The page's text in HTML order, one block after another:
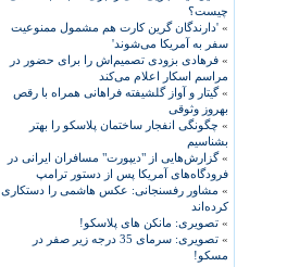
چیست؟
» 'دارندگان گرین کارت هم مشمول ممنوعیت
سفر به آمریکا می‌شوند'
» فرهادی بزودی تصمیم‌اش را برای حضور در
مراسم اسکار اعلام می‌کند
»گیتار و آواز گلشیفته فراهانی همراه با رقص
بهروز وثوقی
» چگونگی انفجار ساختمان پلاسکو را بهتر
بشناسیم
»گزارش‌هایی از "دیپورت" مسافران ایرانی در
فرودگاه‌های آمریکا پس از دستور ترامپ
» مشاور رفسنجانی: عکس هاشمی را دستکاری
کرده‌اند
» تصویری: مانکن های پلاسکو!
»
تصویری: سرمای 35 درجه زیر صفر در
مسکو!